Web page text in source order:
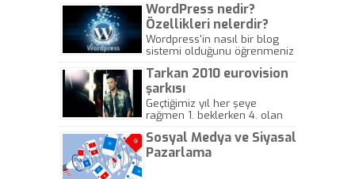
WordPress nedir?
Özellikleri nelerdir?
Wordpress'in nasıl bir blog
sistemi olduğunu öğrenmeniz
Tarkan 2010 eurovision
şarkısı
Geçtiğimiz yıl her şeye
rağmen 1. beklerken 4. olan
gösterisinin bu yarışmada
önemli olmadığını anlamıştır.
Sosyal Medya ve Siyasal
Pazarlama